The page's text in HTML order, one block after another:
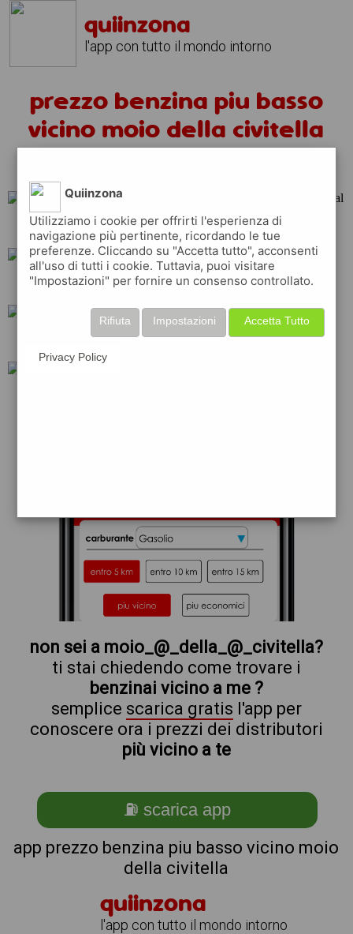
quiinzona
l'app con tutto il mondo intorno
prezzo benzina piu basso
vicino moio della civitella
tamoil esso total
eni api repsol
erg q8
non sei a moio_@_della_@_civitella?
ti stai chiedendo come trovare i
benzinai vicino a me ?
semplice scarica gratis l'app per
conoscere ora i prezzi dei distributori
più vicino a te
⛽ scarica app
app prezzo benzina piu basso vicino moio
della civitella
quiinzona
l'app con tutto il mondo intorno
Quiinzona
Utilizziamo i cookie per offrirti l'esperienza di
navigazione più pertinente, ricordando le tue
preferenze. Cliccando su "Accetta tutto", acconsenti
all'uso di tutti i cookie. Tuttavia, puoi visitare
"Impostazioni" per fornire un consenso controllato.
Accetta Tutto
Impostazioni
Rifiuta
Privacy Policy